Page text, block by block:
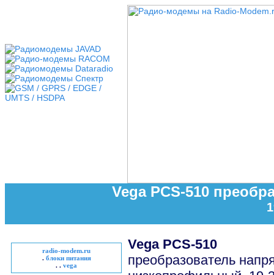
Vega PCS-510
radio-modem.ru
. блоки питания
. . vega
Vega PCS-510
преобразователь